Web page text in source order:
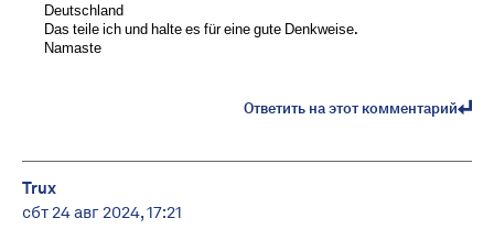
Deutschland
Das teile ich und halte es für eine gute Denkweise.
Namaste
Ответить на этот комментарий
Trux
сбт 24 авг 2024, 17:21